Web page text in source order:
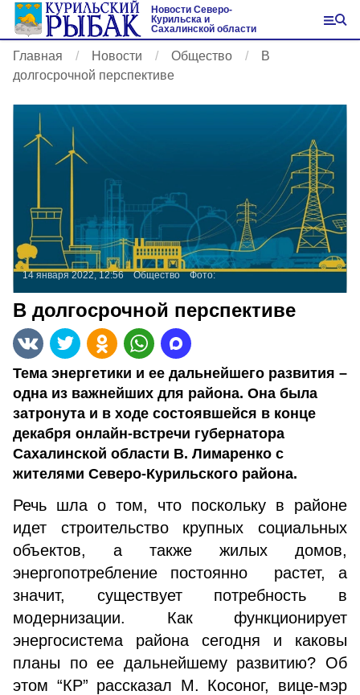
Новости Северо-
Курильска и
Сахалинской области
Главная Новости Общество
В
долгосрочной перспективе
14 января 2022, 12:56 Общество Фото:
В долгосрочной перспективе
Тема энергетики и ее дальнейшего развития –
одна из важнейших для района. Она была
затронута и в ходе состоявшейся в конце
декабря онлайн-встречи губернатора
Сахалинской области В. Лимаренко с
жителями Северо-Курильского района.
Речь шла о том, что поскольку в районе
идет строительство крупных социальных
объектов, а также жилых домов,
энергопотребление постоянно растет, а
значит, существует потребность в
модернизации. Как функционирует
энергосистема района сегодня и каковы
планы по ее дальнейшему развитию? Об
этом “КР” рассказал М. Косоног, вице-мэр